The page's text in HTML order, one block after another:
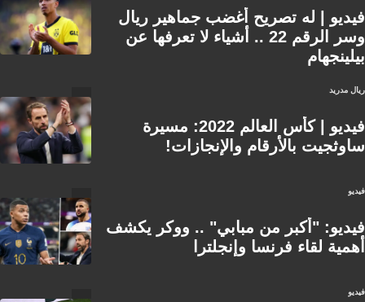
فيديو | له تصريح أغضب جماهير ريال
وسر الرقم 22 .. أشياء لا تعرفها عن
بيلينجهام
ريال مدريد
فيديو | كأس العالم 2022: مسيرة
ساوثجيت بالأرقام والإنجازات!
فيديو
فيديو: "أكبر من مبابي" .. ووكر يكشف
أهمية لقاء فرنسا وإنجلترا
فيديو